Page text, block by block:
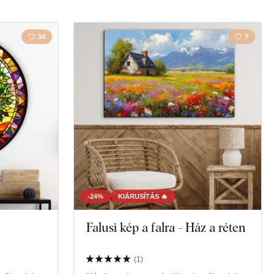
Szerelem
Térkép
Fa
Zene
34
-24% KIÁRUSÍTÁS 🔥
7
Falusi kép a falra - Ház a réten
(1)